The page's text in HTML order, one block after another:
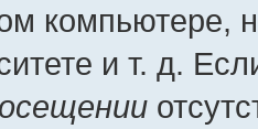
компьютере,
и т. д.